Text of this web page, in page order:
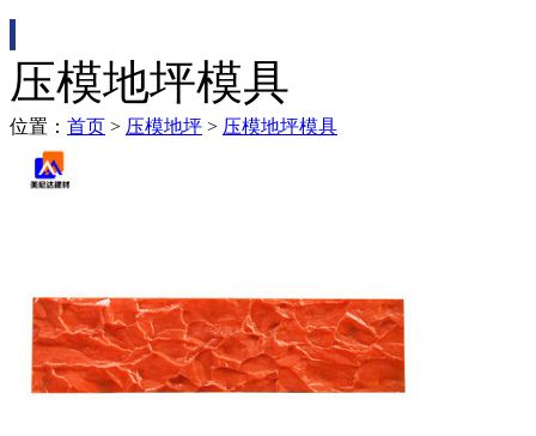
压模地坪模具
位置： 首页 > 压模地坪 > 压模地坪模具